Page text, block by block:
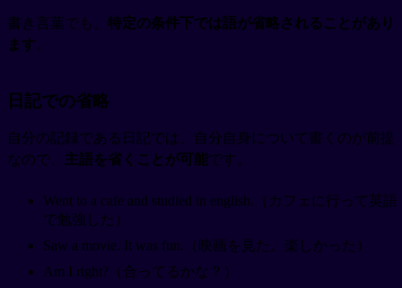
書き言葉でも、 特定の条件下では語が省略されることがあり
ます。
日記での省略
自分の記録である日記では、自分自身について書くのが前提
なので、 主語を省くことが可能です。
Went to a cafe and studied in english.（カフェに行って英語
で勉強した）
Saw a movie. It was fun.（映画を見た。楽しかった）
Am I right?（合ってるかな？）